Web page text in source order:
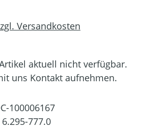
Versandkosten
aktuell nicht verfügbar.
uns Kontakt aufnehmen.
100006167
6.295-777.0